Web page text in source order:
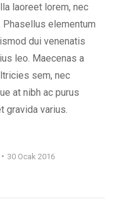
laoreet lorem, nec
Phasellus elementum
dui venenatis
leo. Maecenas a
sem, nec
at nibh ac purus
gravida varius.
30 Ocak 2016